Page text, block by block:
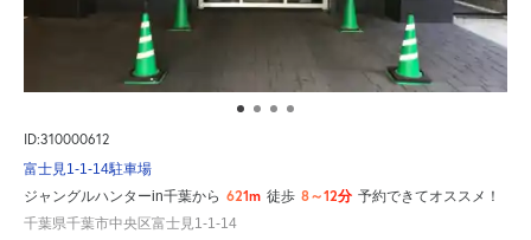
ID:310000612
富士見1-1-14駐車場
ジャングルハンターin千葉から 621m 徒歩 8～12分 予約できてオススメ！
千葉県千葉市中央区富士見1-1-14